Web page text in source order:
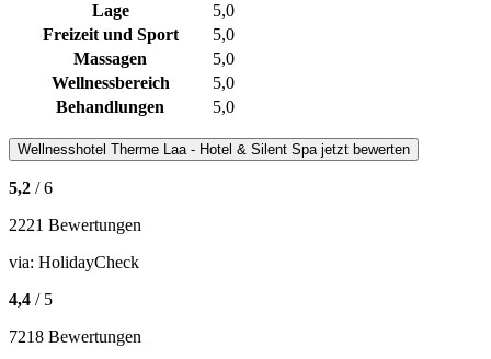
Lage
5,0
Freizeit und Sport
5,0
Massagen
5,0
Wellnessbereich
5,0
Behandlungen
5,0
Wellnesshotel Therme Laa - Hotel & Silent Spajetzt bewerten
5,2 / 6
2221 Bewertungen
via: HolidayCheck
4,4 / 5
7218 Bewertungen